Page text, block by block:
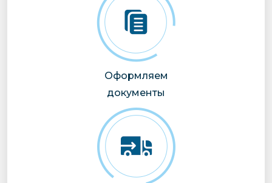
Оформляем
документы